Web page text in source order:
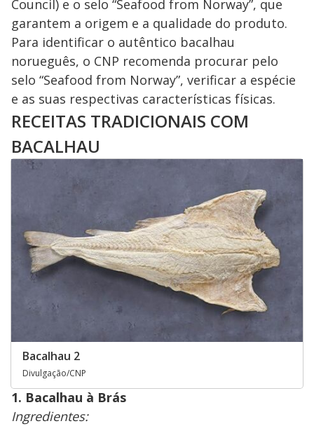
Council) e o selo “Seafood from Norway”, que
garantem a origem e a qualidade do produto.
Para identificar o autêntico bacalhau
norueguês, o CNP recomenda procurar pelo
selo “Seafood from Norway”, verificar a espécie
e as suas respectivas características físicas.
RECEITAS TRADICIONAIS COM
BACALHAU
Bacalhau 2
Divulgação/CNP
1. Bacalhau à Brás
Ingredientes: